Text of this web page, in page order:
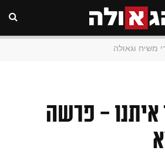
משיח וגאולה
איתנו - פרשה